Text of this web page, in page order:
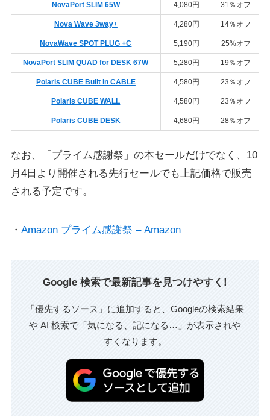
NovaPort SLIM 65W 4,080円 31％オフ
Nova Wave 3way+ 4,280円 14％オフ
NovaWave SPOT PLUG +C 5,190円 25%オフ
NovaPort SLIM QUAD for DESK 67W 5,280円 19％オフ
Polaris CUBE Built in CABLE 4,580円 23％オフ
Polaris CUBE WALL 4,580円 23％オフ
Polaris CUBE DESK 4,680円 28％オフ
なお、「プライム感謝祭」の本セールだけでなく、10
月4日より開催される先行セールでも上記価格で販売
される予定です。
・ Amazon プライム感謝祭 – Amazon
Google 検索で最新記事を見つけやすく!
「優先するソース」に追加すると、Googleの検索結果
や AI 検索で「気になる、記になる…」が表示されや
すくなります。